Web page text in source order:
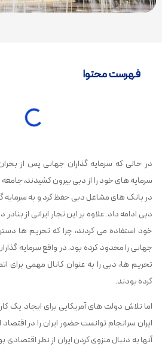
سرمایه های خود را از دبی بیرون کشیدند، جامعه
در بانک های مشاغل دبی حفظ کرد و به سرمایه
دبی ادامه داد. علاوه بر این تجار ایرانی از بنادر
خود استفاده می کردند، چرا که تحریم ها
جهانی را محدود کرده بود. در واقع سرمایه
تحریم ها، دبی را به عنوان کانال مهمی برای
کرده بودند.
اما تلاش دولت های آمریکایی برای ایجاد یک
ایران سرانجام توانست حضور ایران را در اقتصاد
آنها به دنبال منزوی کردن ایران از نظر
فهرست محتوا